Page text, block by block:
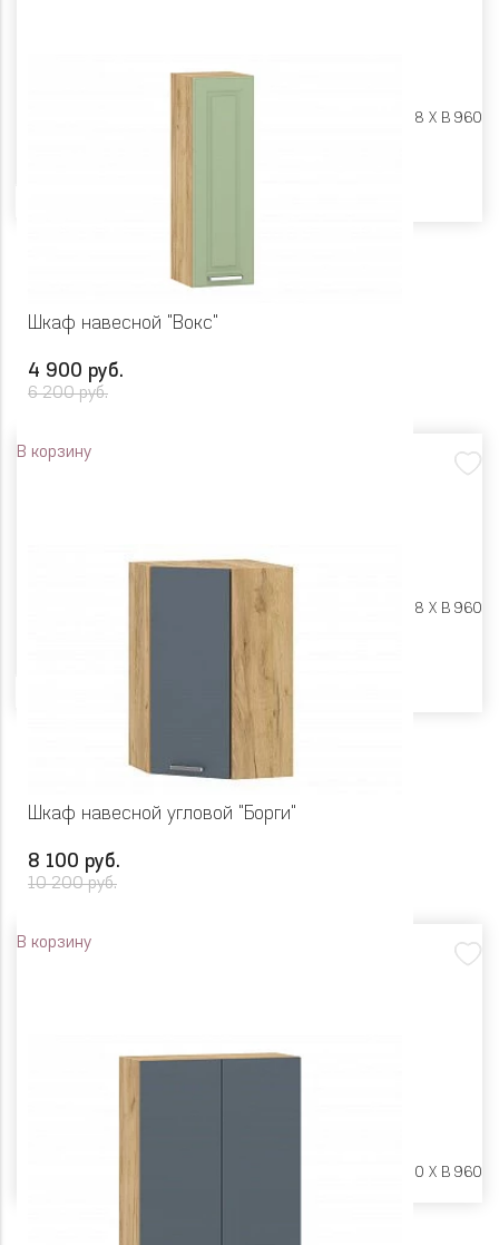
Ш 400 X Г 318 X В 960
Шкаф навесной "Вокс"
4 900 руб.
6 200 руб.
В корзину
Ш 300 X Г 318 X В 960
Шкаф навесной угловой "Борги"
8 100 руб.
10 200 руб.
В корзину
Ш 600 X Г 600 X В 960